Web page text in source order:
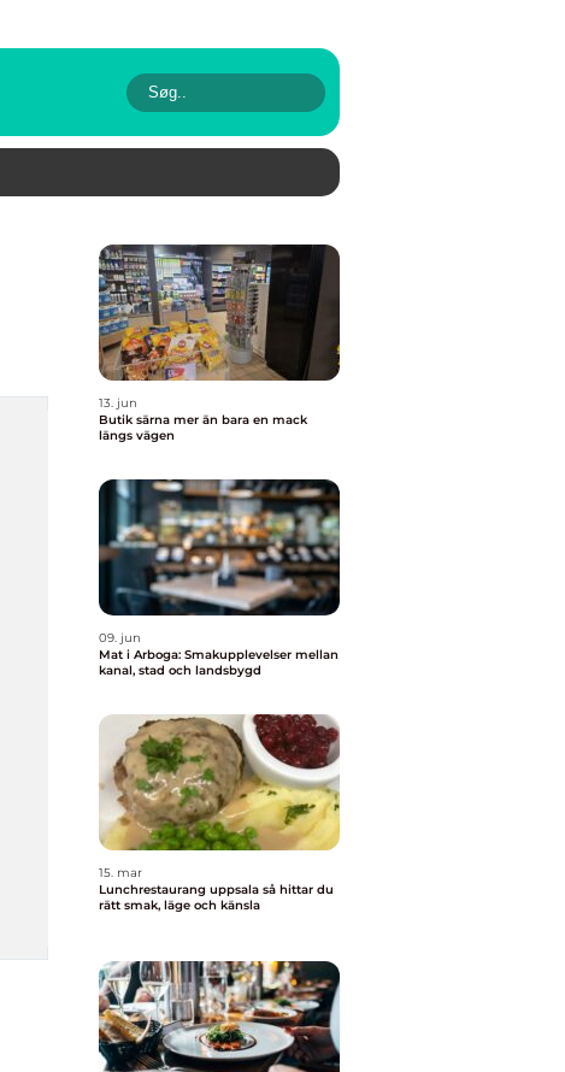
13. jun
Butik särna mer än bara en mack
längs vägen
09. jun
Mat i Arboga: Smakupplevelser mellan
kanal, stad och landsbygd
15. mar
Lunchrestaurang uppsala så hittar du
rätt smak, läge och känsla